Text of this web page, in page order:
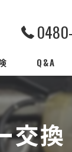
Q&A
交換